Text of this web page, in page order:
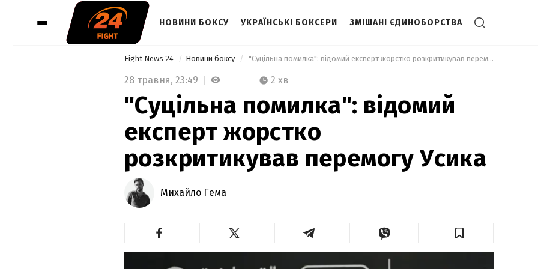
НОВИНИ БОКСУ УКРАЇНСЬКІ БОКСЕРИ ЗМІШАНІ ЄДИНОБОРСТВА
Fight News 24 Новини боксу "Суцільна помилка": відомий експерт жорстко розкритикував перемогу Усика
28 травня, 23:49 2 хв
"Суцільна помилка": відомий
експерт жорстко
розкритикував перемогу Усика
Михайло Гема